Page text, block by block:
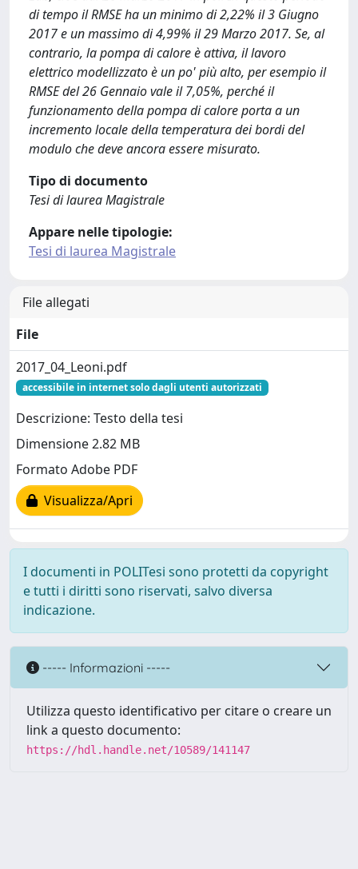
di tempo il RMSE ha un minimo di 2,22% il 3 Giugno
2017 e un massimo di 4,99% il 29 Marzo 2017. Se, al
contrario, la pompa di calore è attiva, il lavoro
elettrico modellizzato è un po' più alto, per esempio il
RMSE del 26 Gennaio vale il 7,05%, perché il
funzionamento della pompa di calore porta a un
incremento locale della temperatura dei bordi del
modulo che deve ancora essere misurato.
Tipo di documento
Tesi di laurea Magistrale
Appare nelle tipologie:
Tesi di laurea Magistrale
File allegati
File
2017_04_Leoni.pdf
accessibile in internet solo dagli utenti autorizzati
Descrizione: Testo della tesi
Dimensione 2.82 MB
Formato Adobe PDF
Visualizza/Apri
I documenti in POLITesi sono protetti da copyright
e tutti i diritti sono riservati, salvo diversa
indicazione.
----- Informazioni -----
Utilizza questo identificativo per citare o creare un
link a questo documento:
https://hdl.handle.net/10589/141147